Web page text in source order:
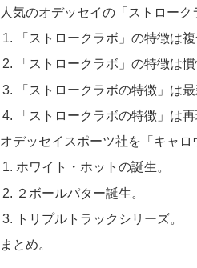
人気のオデッセイの「ストローク
「ストロークラボ」の特徴は複
「ストロークラボ」の特徴は
「ストロークラボの特徴」は
「ストロークラボの特徴」は再
オデッセイスポーツ社を「キャロ
ホワイト・ホットの誕生。
２ボールパター誕生。
トリプルトラックシリーズ。
まとめ。